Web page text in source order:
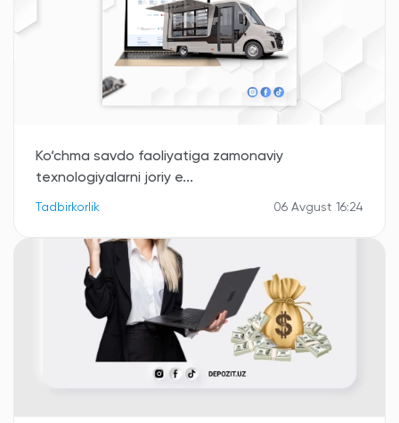
Ko‘chma savdo faoliyatiga zamonaviy
texnologiyalarni joriy e...
Tadbirkorlik 06 Avgust 16:24